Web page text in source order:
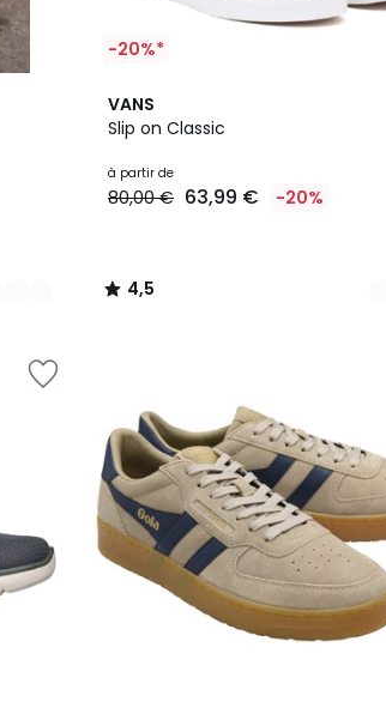
-20%*
VANS
Slip on Classic
à partir de
80,00 € 63,99 € -20%
4,5
/ 5
3
Couleurs
4,5
/